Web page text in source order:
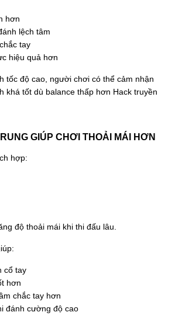
hơn
lệch tâm
tay
hiệu quả hơn
tốc độ cao, người chơi có thể cảm nhận
khá tốt dù balance thấp hơn Hack truyền
GIÚP CHƠI THOẢI MÁI HƠN
hợp:
độ thoải mái khi thi đấu lâu.
cổ tay
hơn
chắc tay hơn
đánh cường độ cao